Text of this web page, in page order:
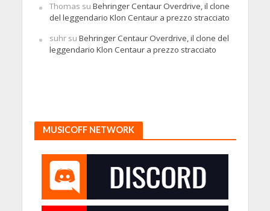
Thomas su Behringer Centaur Overdrive, il clone
del leggendario Klon Centaur a prezzo stracciato
suhrsu Behringer Centaur Overdrive, il clone del
leggendario Klon Centaur a prezzo stracciato
MUSICOFF NETWORK